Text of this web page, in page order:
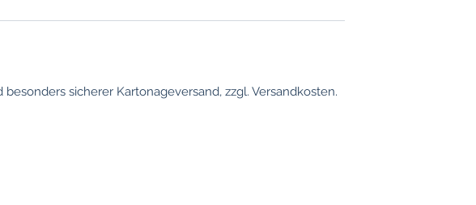
sicherer Kartonageversand, zzgl. Versandkosten.